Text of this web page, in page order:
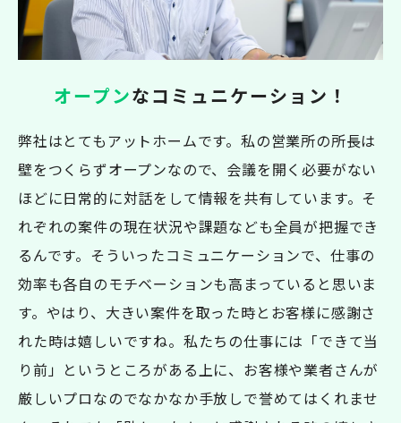
オープンなコミュニケーション！
弊社はとてもアットホームです。私の営業所の所長は
壁をつくらずオープンなので、会議を開く必要がない
ほどに日常的に対話をして情報を共有しています。そ
れぞれの案件の現在状況や課題なども全員が把握でき
るんです。そういったコミュニケーションで、仕事の
効率も各自のモチベーションも高まっていると思いま
す。やはり、大きい案件を取った時とお客様に感謝さ
れた時は嬉しいですね。私たちの仕事には「できて当
り前」というところがある上に、お客様や業者さんが
厳しいプロなのでなかなか手放しで誉めてはくれませ